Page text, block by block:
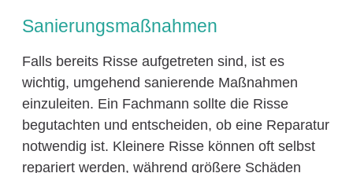
Sanierungsmaßnahmen
Falls bereits Risse aufgetreten sind, ist es
wichtig, umgehend sanierende Maßnahmen
einzuleiten. Ein Fachmann sollte die Risse
begutachten und entscheiden, ob eine Reparatur
notwendig ist. Kleinere Risse können oft selbst
repariert werden, während größere Schäden